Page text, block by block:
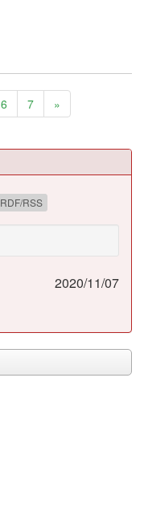
6 7 »
RDF/RSS
2020/11/07